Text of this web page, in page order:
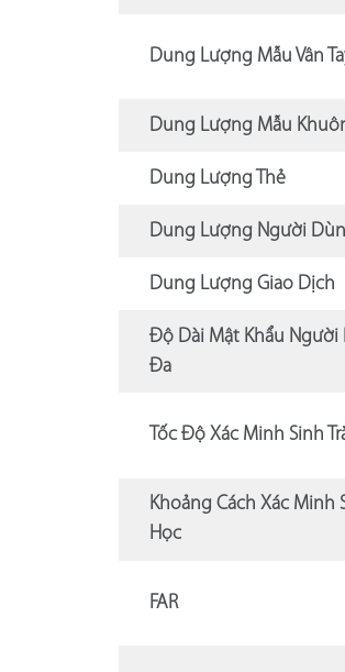
Dung Lượng Mẫu Vân
Dung Lượng Mẫu
Dung Lượng Thẻ
Dung Lượng Người
Dung Lượng Giao Dịch
Độ Dài Mật Khẩu Người
Đa
Tốc Độ Xác Minh Sinh
Khoảng Cách Xác Minh
Học
FAR